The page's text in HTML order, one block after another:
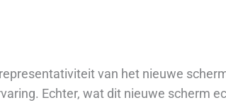
van het nieuwe
Echter, wat dit nieuwe scherm